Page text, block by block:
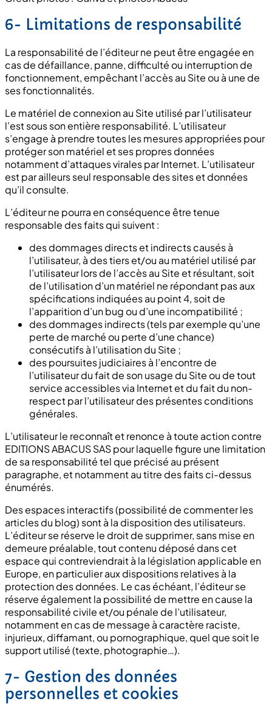
6- Limitations de responsabilité
La responsabilité de l’éditeur ne peut être engagée en
cas de défaillance, panne, difficulté ou interruption de
fonctionnement, empêchant l’accès au Site ou à une de
ses fonctionnalités.
Le matériel de connexion au Site utilisé par l’utilisateur
l’est sous son entière responsabilité. L’utilisateur
s’engage à prendre toutes les mesures appropriées pour
protéger son matériel et ses propres données
notamment d’attaques virales par Internet. L’utilisateur
est par ailleurs seul responsable des sites et données
qu’il consulte.
L’éditeur ne pourra en conséquence être tenue
responsable des faits qui suivent :
des dommages directs et indirects causés à
l’utilisateur, à des tiers et/ou au matériel utilisé par
l’utilisateur lors de l’accès au Site et résultant, soit
de l’utilisation d’un matériel ne répondant pas aux
spécifications indiquées au point 4, soit de
l’apparition d’un bug ou d’une incompatibilité ;
des dommages indirects (tels par exemple qu’une
perte de marché ou perte d’une chance)
consécutifs à l’utilisation du Site ;
des poursuites judiciaires à l’encontre de
l’utilisateur du fait de son usage du Site ou de tout
service accessibles via Internet et du fait du non-
respect par l’utilisateur des présentes conditions
générales.
L’utilisateur le reconnaît et renonce à toute action contre
EDITIONS ABACUS SAS pour laquelle figure une limitation
de sa responsabilité tel que précisé au présent
paragraphe, et notamment au titre des faits ci-dessus
énumérés.
Des espaces interactifs (possibilité de commenter les
articles du blog) sont à la disposition des utilisateurs.
L’éditeur se réserve le droit de supprimer, sans mise en
demeure préalable, tout contenu déposé dans cet
espace qui contreviendrait à la législation applicable en
Europe, en particulier aux dispositions relatives à la
protection des données. Le cas échéant, l’éditeur se
réserve également la possibilité de mettre en cause la
responsabilité civile et/ou pénale de l’utilisateur,
notamment en cas de message à caractère raciste,
injurieux, diffamant, ou pornographique, quel que soit le
support utilisé (texte, photographie…).
7- Gestion des données
personnelles et cookies